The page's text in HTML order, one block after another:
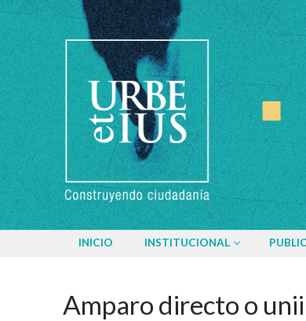
INICIO INSTITUCIONAL
Amparo directo o